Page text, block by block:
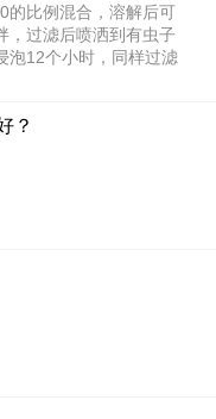
的比例混合，溶解后可
，过滤后喷洒到有虫子
泡12个小时，同样过滤
？